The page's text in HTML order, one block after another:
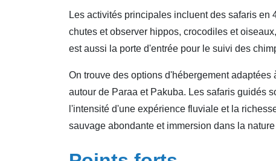
Les activités principales incluent des safaris
chutes et observer hippos, crocodiles et
est aussi la porte d'entrée pour le suivi des
On trouve des options d'hébergement
autour de Paraa et Pakuba. Les safaris guidés
l'intensité d'une expérience fluviale et la
sauvage abondante et immersion dans la